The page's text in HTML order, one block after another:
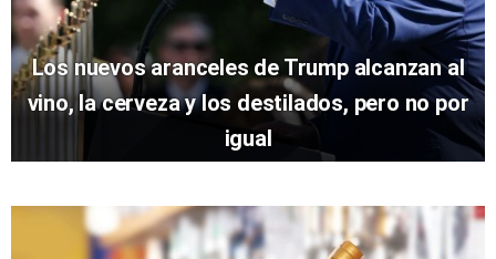
Los nuevos aranceles de Trump alcanzan al
vino, la cerveza y los destilados, pero no por
igual